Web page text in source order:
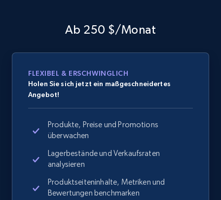
Ab 250 $/Monat
FLEXIBEL & ERSCHWINGLICH
Holen Sie sich jetzt ein maßgeschneidertes
Angebot!
Produkte, Preise und Promotions
überwachen
Lagerbestände und Verkaufsraten
analysieren
Produktseiteninhalte, Metriken und
Bewertungen benchmarken